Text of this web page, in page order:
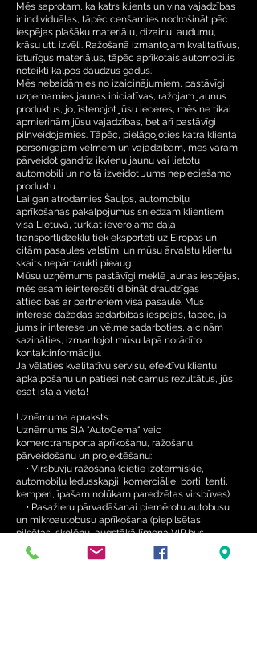
Mēs saprotam, ka katrs klients un viņa vajadzības
ir individuālas, tāpēc cenšamies nodrošināt pēc
iespējas plašāku materiālu, dizainu, audumu,
krāsu utt. izvēli. Ražošanā izmantojam kvalitatīvus,
izturīgus materiālus, tāpēc aprīkotais automobilis
noteikti kalpos daudzus gadus.
Mēs nebaidāmies no izaicinājumiem, pastāvīgi
uzņemamies jaunas iniciatīvas, ražojam jaunus
produktus, jo, īstenojot jūsu ieceres, mēs ne tikai
apmierinām jūsu vajadzības, bet arī pastāvīgi
pilnveidojamies. Tāpēc, pielāgojoties katra klienta
personīgajām vēlmēm un vajadzībām, mēs varam
pārveidot gandrīz ikvienu jaunu vai lietotu
automobili un no tā izveidot Jums nepieciešamo
produktu.
Lai gan atrodamies Šauļos, automobiļu
aprīkošanas pakalpojumus sniedzam klientiem
visā Lietuvā, turklāt ievērojama daļa
transportlīdzekļu tiek eksportēti uz Eiropas un
citām pasaules valstīm, un mūsu ārvalstu klientu
skaits nepārtraukti pieaug.
Mūsu uzņēmums pastāvīgi meklē jaunas iespējas,
mēs esam ieinteresēti dibināt draudzīgas
attiecības ar partneriem visā pasaulē. Mūs
interesē dažādas sadarbības iespējas, tāpēc, ja
jums ir interese un vēlme sadarboties, aicinām
sazināties, izmantojot mūsu lapā norādīto
kontaktinformāciju.
Ja vēlaties kvalitatīvu servisu, efektīvu klientu
apkalpošanu un patiesi neticamus rezultātus, jūs
esat īstajā vietā!
Uzņēmuma apraksts:
Uzņēmums SIA "AutoGema" veic
komerctransporta aprīkošanu, ražošanu,
pārveidošanu un projektēšanu:
• Virsbūvju ražošana (cietie izotermiskie,
automobiļu ledusskapji, komerciālie, borti, tenti,
kemperi, īpašam nolūkam paredzētas virsbūves)
• Pasažieru pārvadāšanai piemērotu autobusu
un mikroautobusu aprīkošana (piepilsētas,
pilsētas, skolēnu, augstākā līmeņa VIP bus,
universāli, kravas mikroautobusi ar papildu
sēdvietām pasažieriem, starpsienu uzstādīšana)